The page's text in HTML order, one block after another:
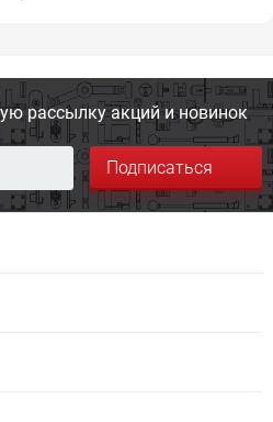
рассылку акций и новинок
Подписаться